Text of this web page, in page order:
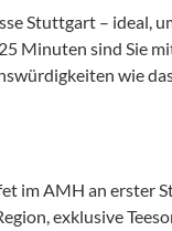
Stuttgart – ideal,
Minuten sind Sie
wie
im AMH an erster
exklusive